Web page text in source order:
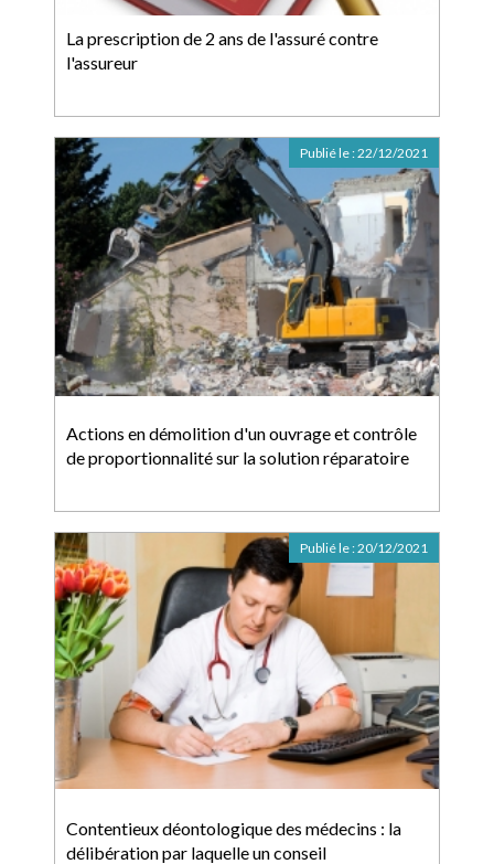
La prescription de 2 ans de l'assuré contre
l'assureur
Actions en démolition d'un ouvrage et contrôle
de proportionnalité sur la solution réparatoire
Publié le :22/12/2021
Contentieux déontologique des médecins : la
délibération par laquelle un conseil
Publié le :20/12/2021